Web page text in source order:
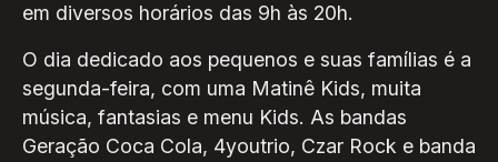
em diversos horários das 9h às 20h.
O dia dedicado aos pequenos e suas famílias é a
segunda-feira, com uma Matinê Kids, muita
música, fantasias e menu Kids. As bandas
Geração Coca Cola, 4youtrio, Czar Rock e banda